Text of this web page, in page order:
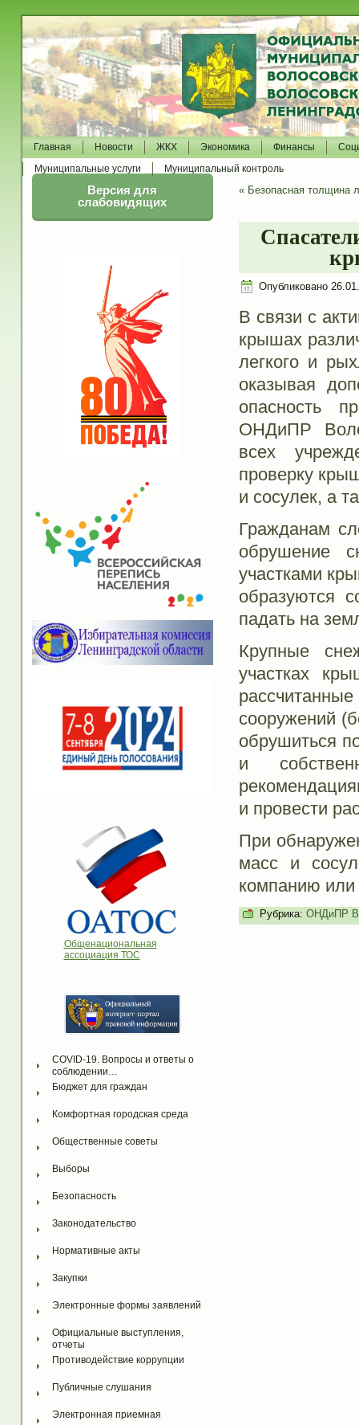
Главная Новости ЖКХ Экономика Финансы
Муниципальные услуги
Муниципальный контроль
Версия для
слабовидящих
Общенациональная
ассоциация ТОС
COVID-19. Вопросы и ответы о
соблюдении…
Бюджет для граждан
Комфортная городская среда
Общественные советы
Выборы
Безопасность
Законодательство
Нормативные акты
Закупки
Электронные формы заявлений
Официальные выступления,
отчеты
Противодействие коррупции
Публичные слушания
Электронная приемная
« Безопасная толщина
Опубликовано
В связи с
крышах
легкого и
оказывая
опасность
ОНДиПР
всех
проверку
и сосулек, а
Гражданам
обрушение
участками
образуются
падать на
Крупные
участках
сооружений
обрушиться
и
и провести
При
масс и
компанию
Рубрика: ОНДиПР